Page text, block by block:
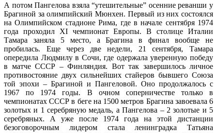
А потом Пангелова взяла “утешительные” осенние реванши у
Брагиной за олимпийский Мюнхен. Первый из них состоялся
на Олимпийском стадионе Рима, где в начале сентября 1974
года проходил XI чемпионат Европы. В столице Италии
Тамара заняла 5 место, а Брагина в финал вообще не
пробилась. Еще через две недели, 21 сентября, Тамара
опередила Людмилу в Сочи, где одержала уверенную победу
в матче СССР – Финляндия. Вот так завершилось личное
противостояние двух сильнейших стайеров бывшего Союза
той эпохи – Брагиной и Пангеловой. Оно продолжалось с
1967 по 1974 годы. В очном соперничестве только в
чемпионатах СССР в беге на 1500 метров Брагина завоевала 6
золотых и 1 серебряную медаль, а Пангелова – 2 золотые и 5
серебряных. А уже после 1974 года на этой дистанции
безоговорочным лидером стала ленинградка Татьяна